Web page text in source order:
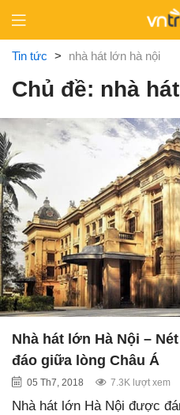
content
Tin tức > nhà hát lớn hà nội
Chủ đề: nhà
Nhà hát lớn Hà Nội –
đáo giữa lòng Châu Á
05 Th7, 2018 7.3K lượt xem
Nhà hát lớn Hà Nội được